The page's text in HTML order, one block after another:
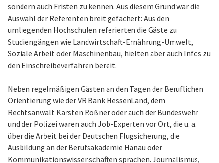
sondern auch Fristen zu kennen. Aus diesem Grund war die
Auswahl der Referenten breit gefächert: Aus den
umliegenden Hochschulen referierten die Gäste zu
Studiengängen wie Landwirtschaft-Ernährung-Umwelt,
Soziale Arbeit oder Maschinenbau, hielten aber auch Infos zu
den Einschreibeverfahren bereit.
Neben regelmäßigen Gästen an den Tagen der Beruflichen
Orientierung wie der VR Bank HessenLand, dem
Rechtsanwalt Karsten Rößner oder auch der Bundeswehr
und der Polizei waren auch Job-Experten vor Ort, die u. a.
über die Arbeit bei der Deutschen Flugsicherung, die
Ausbildung an der Berufsakademie Hanau oder
Kommunikationswissenschaften sprachen. Journalismus,